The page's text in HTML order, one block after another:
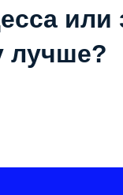
или
лучше?